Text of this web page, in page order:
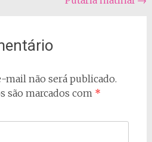
mail não será publicado.
são marcados com *